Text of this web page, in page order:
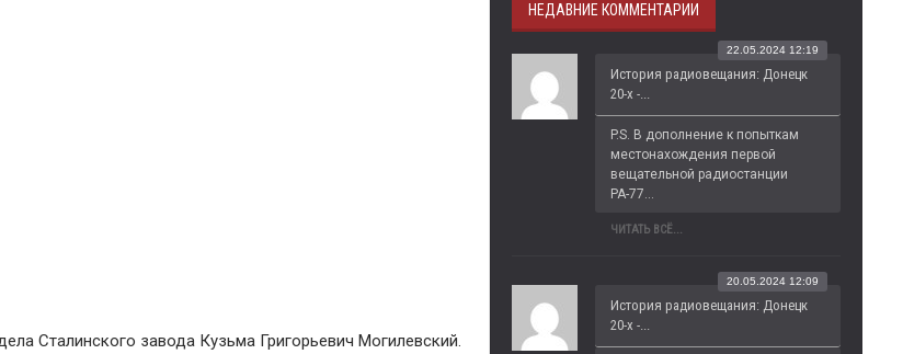
Сталинского завода Кузьма Григорьевич Могилевский.
НЕДАВНИЕ КОММЕНТАРИИ
История радиовещания: Донецк
20-х -...
22.05.2024 12:19
P.S. В дополнение к попыткам
местонахождения первой
вещательной радиостанции
РА-77...
ЧИТАТЬ ВСЁ...
История радиовещания: Донецк
20-х -...
20.05.2024 12:09